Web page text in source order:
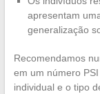
apresentam
generalização
Recomendamos
em um número
individual e o tipo